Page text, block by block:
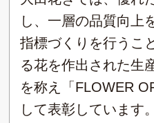
し、一層の品質向上
指標づくりを行うこ
る花を作出された生
を称え「FLOWER
して表彰しています